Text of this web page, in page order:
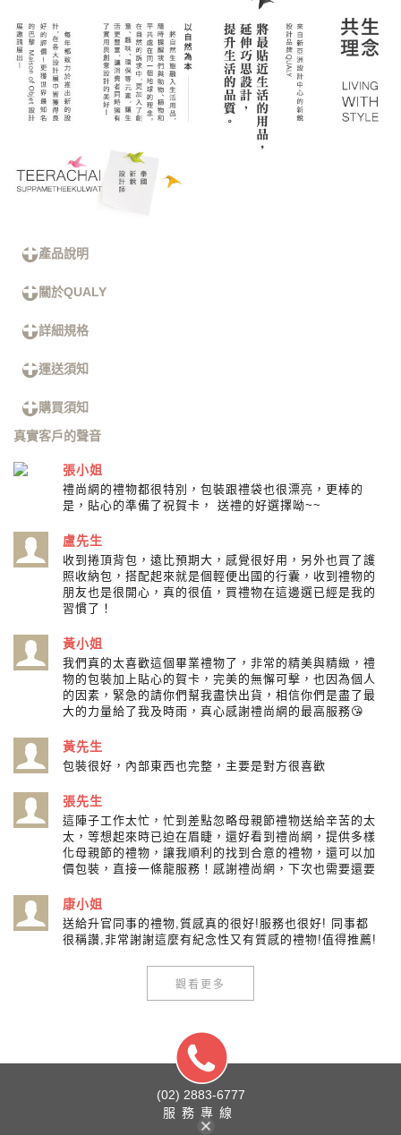
產品說明
關於QUALY
詳細規格
運送須知
購買須知
真實客戶的聲音
張小姐
禮尚網的禮物都很特別，包裝跟禮袋也很漂亮，更棒的
是，貼心的準備了祝賀卡， 送禮的好選擇呦~~
盧先生
收到捲頂背包，遠比預期大，感覺很好用，另外也買了護
照收納包，搭配起來就是個輕便出國的行囊，收到禮物的
朋友也是很開心，真的很值，買禮物在這邊選已經是我的
習慣了！
黃小姐
我們真的太喜歡這個畢業禮物了，非常的精美與精緻，禮
物的包裝加上貼心的賀卡，完美的無懈可擊，也因為個人
的因素，緊急的請你們幫我盡快出貨，相信你們是盡了最
大的力量給了我及時雨，真心感謝禮尚網的最高服務😘
黃先生
包裝很好，內部東西也完整，主要是對方很喜歡
張先生
這陣子工作太忙，忙到差點忽略母親節禮物送給辛苦的太
太，等想起來時已迫在眉睫，還好看到禮尚網，提供多樣
化母親節的禮物，讓我順利的找到合意的禮物，還可以加
價包裝，直接一條龍服務！感謝禮尚網，下次也需要還要
康小姐
送給升官同事的禮物,質感真的很好!服務也很好! 同事都
很稱讚,非常謝謝這麼有紀念性又有質感的禮物!值得推薦!
觀看更多
(02) 2883-6777
服務專線